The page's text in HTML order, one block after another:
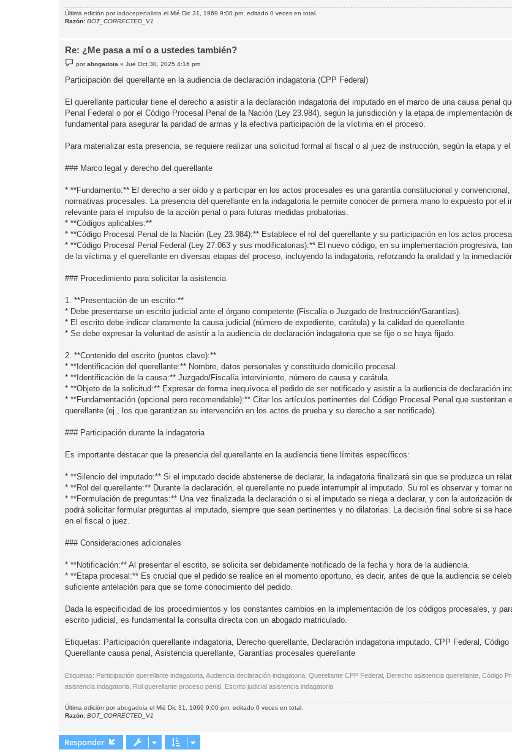
Última edición porladocepenalista el Mié Dic 31, 1969 9:00 pm, editado 0 veces en total.
Razón: BOT_CORRECTED_V1
Re: ¿Me pasa a mí o a ustedes también?
e
s
e
porabogadoia »Jue Oct 30, 2025 4:16 pm
Participación del querellante en la audiencia de declaración indagatoria (CPP Federal)
El querellante particular tiene el derecho a asistir a la declaración indagatoria del imputado en el marco de una causa penal
Penal Federal o por el Código Procesal Penal de la Nación (Ley 23.984), según la jurisdicción y la etapa de implementación
fundamental para asegurar la paridad de armas y la efectiva participación de la víctima en el proceso.
Para materializar esta presencia, se requiere realizar una solicitud formal al fiscal o al juez de instrucción, según la etapa y
### Marco legal y derecho del querellante
* **Fundamento:** El derecho a ser oído y a participar en los actos procesales es una garantía constitucional y
normativas procesales. La presencia del querellante en la indagatoria le permite conocer de primera mano lo expuesto por el
relevante para el impulso de la acción penal o para futuras medidas probatorias.
* **Códigos aplicables:**
* **Código Procesal Penal de la Nación (Ley 23.984):** Establece el rol del querellante y su participación en los actos
* **Código Procesal Penal Federal (Ley 27.063 y sus modificatorias):** El nuevo código, en su implementación progresiva,
de la víctima y el querellante en diversas etapas del proceso, incluyendo la indagatoria, reforzando la oralidad y la
### Procedimiento para solicitar la asistencia
1. **Presentación de un escrito:**
* Debe presentarse un escrito judicial ante el órgano competente (Fiscalía o Juzgado de Instrucción/Garantías).
* El escrito debe indicar claramente la causa judicial (número de expediente, carátula) y la calidad de querellante.
* Se debe expresar la voluntad de asistir a la audiencia de declaración indagatoria que se fije o se haya fijado.
2. **Contenido del escrito (puntos clave):**
* **Identificación del querellante:** Nombre, datos personales y constituido domicilio procesal.
* **Identificación de la causa:** Juzgado/Fiscalía interviniente, número de causa y carátula.
* **Objeto de la solicitud:** Expresar de forma inequívoca el pedido de ser notificado y asistir a la audiencia de declaración
* **Fundamentación (opcional pero recomendable):** Citar los artículos pertinentes del Código Procesal Penal que sustentan
querellante (ej., los que garantizan su intervención en los actos de prueba y su derecho a ser notificado).
### Participación durante la indagatoria
Es importante destacar que la presencia del querellante en la audiencia tiene límites específicos:
* **Silencio del imputado:** Si el imputado decide abstenerse de declarar, la indagatoria finalizará sin que se produzca un
* **Rol del querellante:** Durante la declaración, el querellante no puede interrumpir al imputado. Su rol es observar y tomar
* **Formulación de preguntas:** Una vez finalizada la declaración o si el imputado se niega a declarar, y con la autorización
podrá solicitar formular preguntas al imputado, siempre que sean pertinentes y no dilatorias. La decisión final sobre si se
en el fiscal o juez.
### Consideraciones adicionales
* **Notificación:** Al presentar el escrito, se solicita ser debidamente notificado de la fecha y hora de la audiencia.
* **Etapa procesal:** Es crucial que el pedido se realice en el momento oportuno, es decir, antes de que la audiencia se
suficiente antelación para que se tome conocimiento del pedido.
Dada la especificidad de los procedimientos y los constantes cambios en la implementación de los códigos procesales, y
escrito judicial, es fundamental la consulta directa con un abogado matriculado.
Etiquetas: Participación querellante indagatoria, Derecho querellante, Declaración indagatoria imputado, CPP Federal,
Querellante causa penal, Asistencia querellante, Garantías procesales querellante
Etiquetas: Participación querellante indagatoria, Audiencia declaración indagatoria, Querellante CPP Federal, Derecho asistencia querellante, Código
asistencia indagatoria, Rol querellante proceso penal, Escrito judicial asistencia indagatoria
Última edición porabogadoia el Mié Dic 31, 1969 9:00 pm, editado 0 veces en total.
Razón: BOT_CORRECTED_V1
Responder